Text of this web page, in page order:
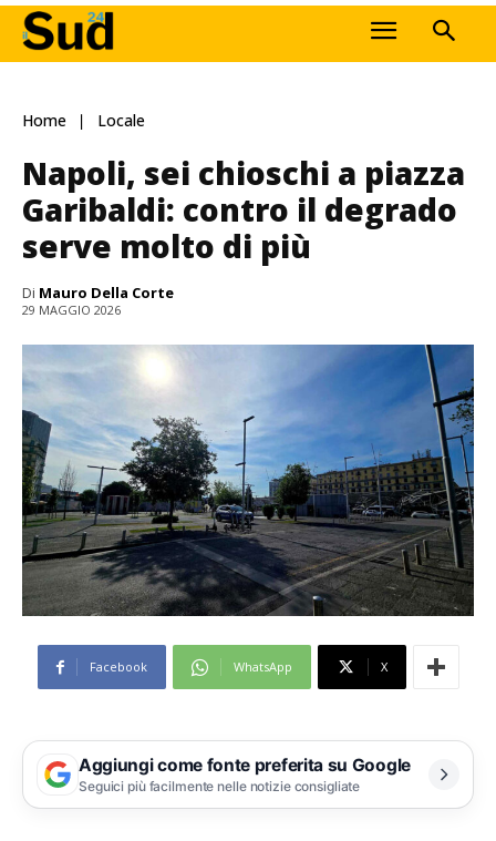
Home Locale
Napoli, sei chioschi a piazza
Garibaldi: contro il degrado
serve molto di più
Di Mauro Della Corte
29 MAGGIO 2026
Facebook WhatsApp X
Aggiungi come fonte preferita su Google
Seguici più facilmente nelle notizie consigliate